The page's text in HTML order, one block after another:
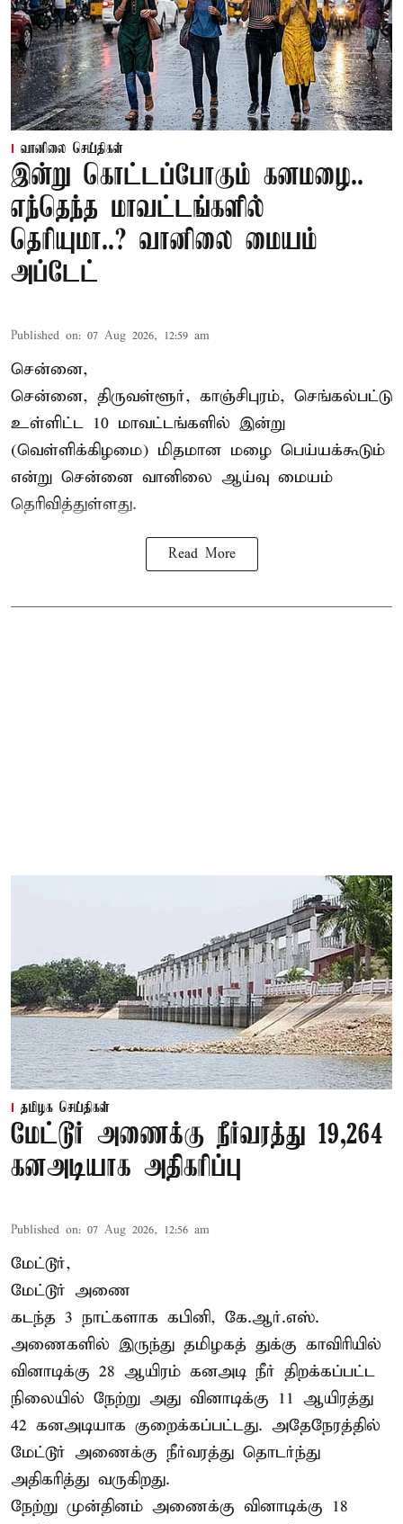
வானிலை செய்திகள்
இன்று கொட்டப்போகும் கனமழை..
எந்தெந்த மாவட்டங்களில்
தெரியுமா..? வானிலை மையம்
அப்டேட்
Published on: 07 Aug 2026, 12:59 am
சென்னை,
சென்னை, திருவள்ளூர், காஞ்சிபுரம், செங்கல்பட்டு
உள்ளிட்ட 10 மாவட்டங்களில் இன்று
(வெள்ளிக்கிழமை) மிதமான மழை பெய்யக்கூடும்
என்று சென்னை வானிலை ஆய்வு மையம்
தெரிவித்துள்ளது.
Read More
தமிழக செய்திகள்
மேட்டூர் அணைக்கு நீர்வரத்து 19,264
கனஅடியாக அதிகரிப்பு
Published on: 07 Aug 2026, 12:56 am
மேட்டூர்,
மேட்டூர் அணை
கடந்த 3 நாட்களாக கபினி, கே.ஆர்.எஸ்.
அணைகளில் இருந்து தமிழகத் துக்கு காவிரியில்
வினாடிக்கு 28 ஆயிரம் கனஅடி நீர் திறக்கப்பட்ட
நிலையில் நேற்று அது வினாடிக்கு 11 ஆயிரத்து
42 கனஅடியாக குறைக்கப்பட்டது. அதேநேரத்தில்
மேட்டூர் அணைக்கு நீர்வரத்து தொடர்ந்து
அதிகரித்து வருகிறது.
நேற்று முன்தினம் அணைக்கு வினாடிக்கு 18